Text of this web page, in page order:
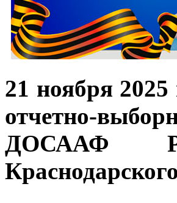
21 ноября 2025
отчетно-
ДОСААФ